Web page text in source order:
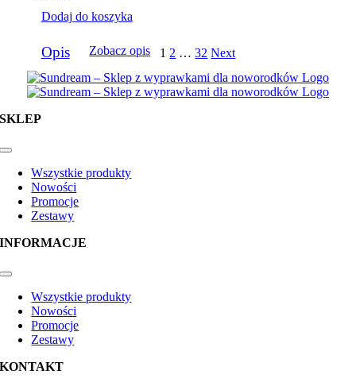
Dodaj do koszyka
Opis Zobacz opis 1 2 … 32 Next
SKLEP
Toggle
NavigationWszystkie produkty
Nowości
Promocje
Zestawy
INFORMACJE
Toggle
NavigationWszystkie produkty
Nowości
Promocje
Zestawy
KONTAKT